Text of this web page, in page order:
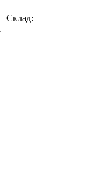
Склад: